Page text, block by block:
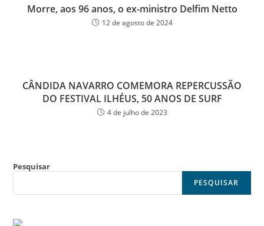
Morre, aos 96 anos, o ex-ministro Delfim Netto
12 de agosto de 2024
CÂNDIDA NAVARRO COMEMORA REPERCUSSÃO
DO FESTIVAL ILHÉUS, 50 ANOS DE SURF
4 de julho de 2023
Pesquisar
PESQUISAR